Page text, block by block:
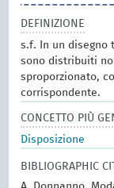
DEFINIZIONE
s.f. In un
sono distribuiti
sproporzionato,
corrispondente.
CONCETTO PIÙ
Disposizione
BIBLIOGRAPHIC